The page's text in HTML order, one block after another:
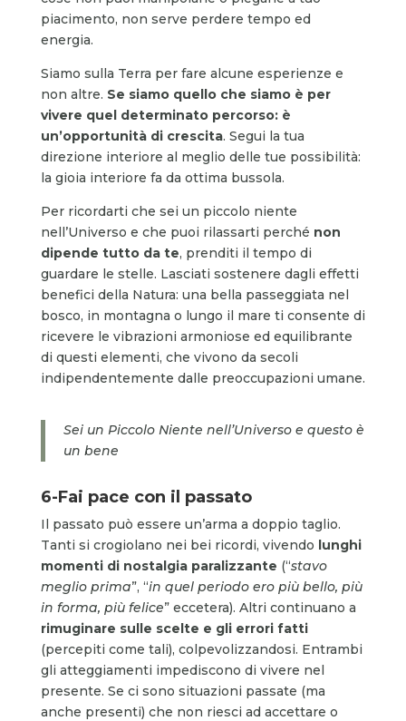
piacimento, non serve perdere tempo ed
energia.
Siamo sulla Terra per fare alcune esperienze e
non altre. Se siamo quello che siamo è per
vivere quel determinato percorso: è
un’opportunità di crescita. Segui la tua
direzione interiore al meglio delle tue possibilità:
la gioia interiore fa da ottima bussola.
Per ricordarti che sei un piccolo niente
nell’Universo e che puoi rilassarti perché non
dipende tutto da te, prenditi il tempo di
guardare le stelle. Lasciati sostenere dagli effetti
benefici della Natura: una bella passeggiata nel
bosco, in montagna o lungo il mare ti consente di
ricevere le vibrazioni armoniose ed equilibrante
di questi elementi, che vivono da secoli
indipendentemente dalle preoccupazioni umane.
Sei un Piccolo Niente nell’Universo e questo è
un bene
6-Fai pace con il passato
Il passato può essere un’arma a doppio taglio.
Tanti si crogiolano nei bei ricordi, vivendo lunghi
momenti di nostalgia paralizzante (“stavo
meglio prima”, “in quel periodo ero più bello, più
in forma, più felice” eccetera). Altri continuano a
rimuginare sulle scelte e gli errori fatti
(percepiti come tali), colpevolizzandosi. Entrambi
gli atteggiamenti impediscono di vivere nel
presente. Se ci sono situazioni passate (ma
anche presenti) che non riesci ad accettare o